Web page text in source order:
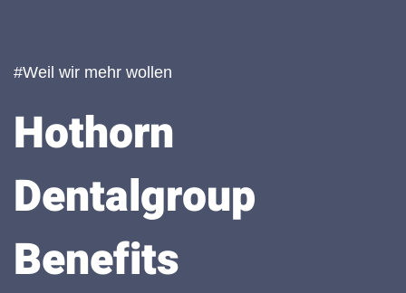
#Weil wir mehr wollen
Hothorn
Dentalgroup
Benefits